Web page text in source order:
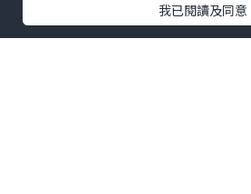
❤
近排真係忙到頭頂出煙
我已閱讀及同意